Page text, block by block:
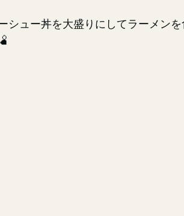
シュー丼を大盛りにしてラーメンを